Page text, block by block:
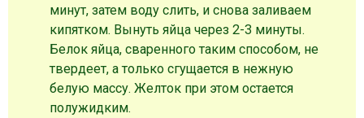
минут, затем воду слить, и снова заливаем
кипятком. Вынуть яйца через 2-3 минуты.
Белок яйца, сваренного таким способом, не
твердеет, а только сгущается в нежную
белую массу. Желток при этом остается
полужидким.